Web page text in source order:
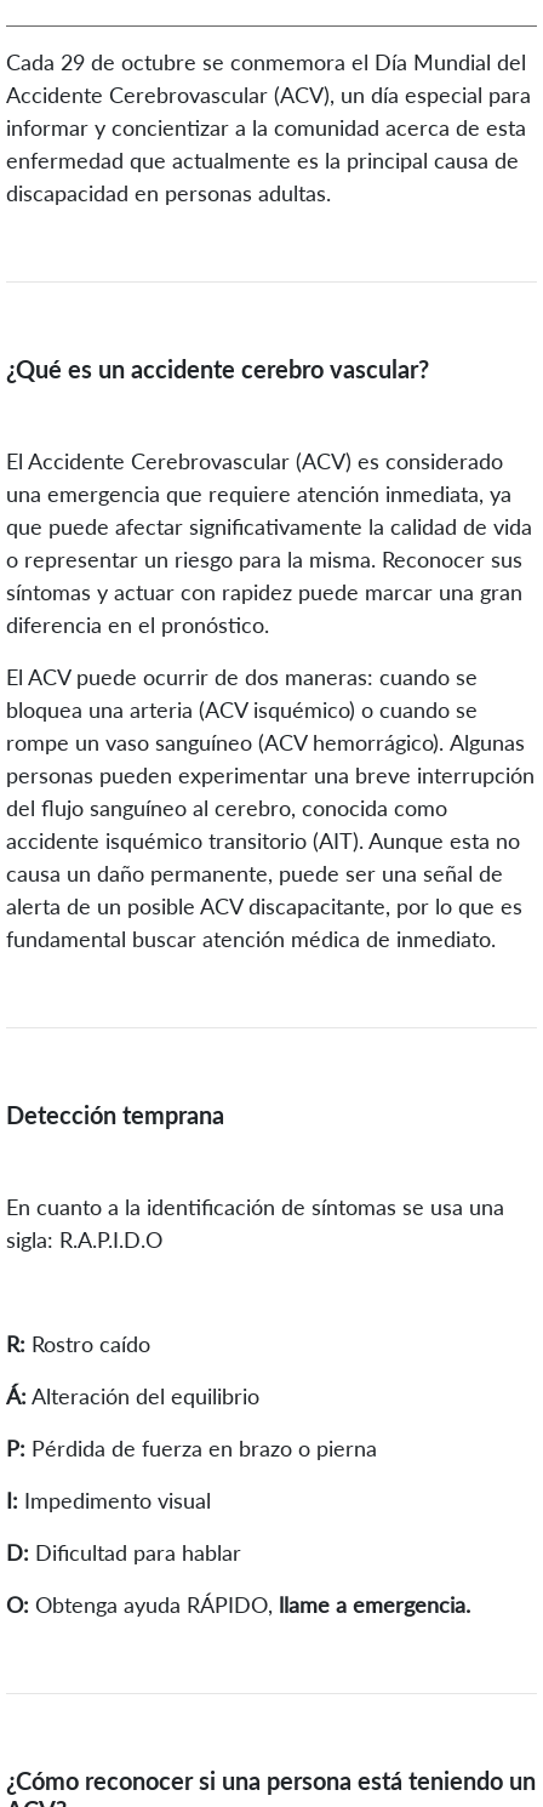
Cada 29 de octubre se conmemora el Día Mundial del
Accidente Cerebrovascular (ACV), un día especial para
informar y concientizar a la comunidad acerca de esta
enfermedad que actualmente es la principal causa de
discapacidad en personas adultas.
¿Qué es un accidente cerebro vascular?
El Accidente Cerebrovascular (ACV) es considerado
una emergencia que requiere atención inmediata, ya
que puede afectar significativamente la calidad de vida
o representar un riesgo para la misma. Reconocer sus
síntomas y actuar con rapidez puede marcar una gran
diferencia en el pronóstico.
El ACV puede ocurrir de dos maneras: cuando se
bloquea una arteria (ACV isquémico) o cuando se
rompe un vaso sanguíneo (ACV hemorrágico). Algunas
personas pueden experimentar una breve interrupción
del flujo sanguíneo al cerebro, conocida como
accidente isquémico transitorio (AIT). Aunque esta no
causa un daño permanente, puede ser una señal de
alerta de un posible ACV discapacitante, por lo que es
fundamental buscar atención médica de inmediato.
Detección temprana
En cuanto a la identificación de síntomas se usa una
sigla: R.A.P.I.D.O
R: Rostro caído
Á: Alteración del equilibrio
P: Pérdida de fuerza en brazo o pierna
I: Impedimento visual
D: Dificultad para hablar
O: Obtenga ayuda RÁPIDO, llame a emergencia.
¿Cómo reconocer si una persona está teniendo un